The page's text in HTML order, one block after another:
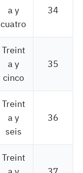
34
a y
cuatro
35
Treint
a y
cinco
36
Treint
a y
seis
Treint